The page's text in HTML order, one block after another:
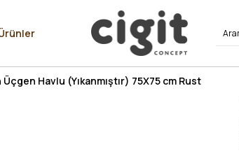
Havlu (Yıkanmıştır) 75X75 cm Rust